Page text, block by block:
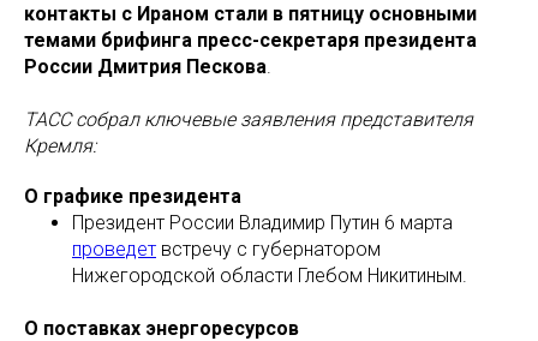
контакты с Ираном стали в пятницу основными
темами брифинга пресс-секретаря президента
России Дмитрия Пескова
ТАСС собрал ключевые заявления представителя
Кремля:
О графике президента
Президент России Владимир Путин 6 марта
проведет встречу с губернатором
Нижегородской области Глебом Никитиным.
О поставках энергоресурсов